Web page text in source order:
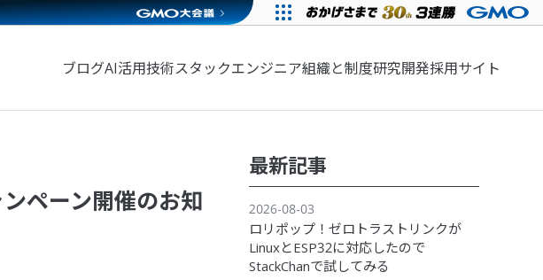
ブログAI活用技術スタックエンジニア組織と制度研究開発採用サイト
ペーン開催のお知
最新記事
2026-08-03
ロリポップ！ゼロトラストリンクが
LinuxとESP32に対応したので
StackChanで試してみる